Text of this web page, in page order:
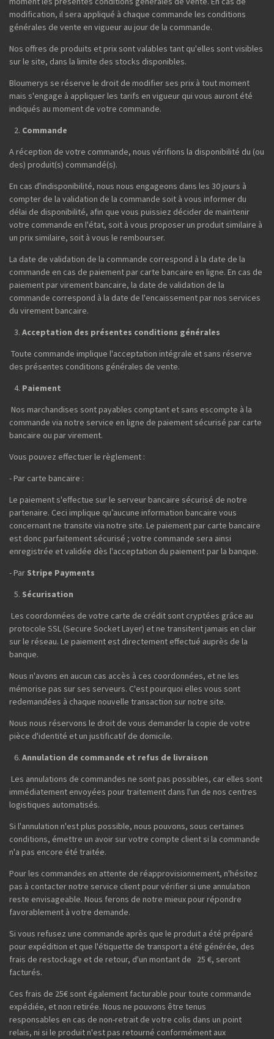
modification, il sera appliqué à chaque commande les conditions
générales de vente en vigueur au jour de la commande.
Nos offres de produits et prix sont valables tant qu'elles sont visibles
sur le site, dans la limite des stocks disponibles.
Bloumerys se réserve le droit de modifier ses prix à tout moment
mais s'engage à appliquer les tarifs en vigueur qui vous auront été
indiqués au moment de votre commande.
Commande
A réception de votre commande, nous vérifions la disponibilité du (ou
des) produit(s) commandé(s).
En cas d'indisponibilité, nous nous engageons dans les 30 jours à
compter de la validation de la commande soit à vous informer du
délai de disponibilité, afin que vous puissiez décider de maintenir
votre commande en l'état, soit à vous proposer un produit similaire à
un prix similaire, soit à vous le rembourser.
La date de validation de la commande correspond à la date de la
commande en cas de paiement par carte bancaire en ligne. En cas de
paiement par virement bancaire, la date de validation de la
commande correspond à la date de l'encaissement par nos services
du virement bancaire.
Acceptation des présentes conditions générales
Toute commande implique l'acceptation intégrale et sans réserve
des présentes conditions générales de vente.
Paiement
Nos marchandises sont payables comptant et sans escompte à la
commande via notre service en ligne de paiement sécurisé par carte
bancaire ou par virement.
Vous pouvez effectuer le règlement :
- Par carte bancaire :
Le paiement s'effectue sur le serveur bancaire sécurisé de notre
partenaire. Ceci implique qu’aucune information bancaire vous
concernant ne transite via notre site. Le paiement par carte bancaire
est donc parfaitement sécurisé ; votre commande sera ainsi
enregistrée et validée dès l'acceptation du paiement par la banque.
- Par Stripe Payments
Sécurisation
Les coordonnées de votre carte de crédit sont cryptées grâce au
protocole SSL (Secure Socket Layer) et ne transitent jamais en clair
sur le réseau. Le paiement est directement effectué auprès de la
banque.
Nous n'avons en aucun cas accès à ces coordonnées, et ne les
mémorise pas sur ses serveurs. C'est pourquoi elles vous sont
redemandées à chaque nouvelle transaction sur notre site.
Nous nous réservons le droit de vous demander la copie de votre
pièce d'identité et un justificatif de domicile.
Annulation de commande et refus de livraison
Les annulations de commandes ne sont pas possibles, car elles sont
immédiatement envoyées pour traitement dans l'un de nos centres
logistiques automatisés.
Si l'annulation n'est plus possible, nous pouvons, sous certaines
conditions, émettre un avoir sur votre compte client si la commande
n'a pas encore été traitée.
Pour les commandes en attente de réapprovisionnement, n'hésitez
pas à contacter notre service client pour vérifier si une annulation
reste envisageable. Nous ferons de notre mieux pour répondre
favorablement à votre demande.
Si vous refusez une commande après que le produit a été préparé
pour expédition et que l'étiquette de transport a été générée, des
frais de restockage et de retour, d'un montant de 25 €, seront
facturés.
Ces frais de 25€ sont également facturable pour toute commande
expédiée, et non retirée. Nous ne pouvons être tenus
responsables en cas de non-retrait de votre colis dans un point
relais, ni si le produit n'est pas retourné conformément aux